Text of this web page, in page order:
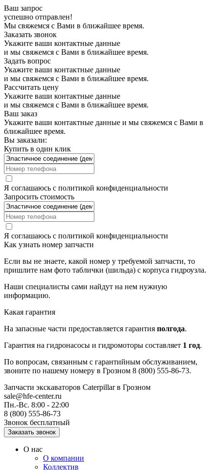
Ваш запрос
успешно отправлен!
Мы свяжемся с Вами в ближайшее время.
Заказать звонок
Укажите ваши контактные данные
и мы свяжемся с Вами в ближайшее время.
Задать вопрос
Укажите ваши контактные данные
и мы свяжемся с Вами в ближайшее время.
Рассчитать цену
Укажите ваши контактные данные
и мы свяжемся с Вами в ближайшее время.
Ваш заказ
Укажите ваши контактные данные и мы свяжемся с Вами в
ближайшее время.
Вы заказали:
Купить в один клик
Я соглашаюсь с политикой конфиденциальности
Запросить стоимость
Я соглашаюсь с политикой конфиденциальности
Как узнать номер запчасти
Если вы не знаете, какой номер у требуемой запчасти, то
пришлите нам фото таблички (шильда) с корпуса гидроузла.
Наши специалисты сами найдут на нем нужную
информацию.
Какая гарантия
На запасные части предоставляется гарантия полгода.
Гарантия на гидронасосы и гидромоторы составляет 1 год.
По вопросам, связанным с гарантийным обслуживанием,
звоните по нашему номеру в Грозном 8 (800) 555-86-73.
Запчасти экскаваторов Caterpillarв Грозном
sale@hfe-center.ru
Пн.-Вс. 8:00 - 22:00
8 (800) 555-86-73
Звонок бесплатный
О нас
О компании
Коллектив